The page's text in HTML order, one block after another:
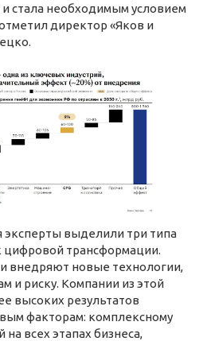
стала необходимым условием
директор «Яков и
эксперты выделили три типа
цифровой трансформации.
внедряют новые технологии,
и риску. Компании из этой
высоких результатов
факторам: комплексному
всех этапах бизнеса,